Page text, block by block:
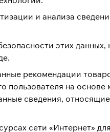
и анализа
этих данных,
рекомендации
на основе
сведения,
сети «Интернет»